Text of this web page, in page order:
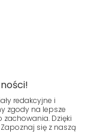
prawa
redakcyjne i
zgody na lepsze
Dzięki
się z naszą